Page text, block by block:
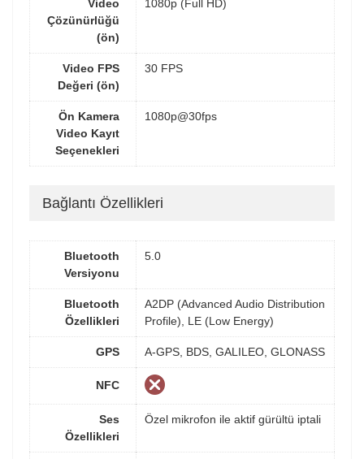
Video
Çözünürlüğü
(ön)
1080p (Full HD)
Video FPS
Değeri (ön)
30 FPS
Ön Kamera
Video Kayıt
Seçenekleri
1080p@30fps
Bağlantı Özellikleri
Bluetooth
Versiyonu
5.0
Bluetooth
Özellikleri
A2DP (Advanced Audio Distribution
Profile), LE (Low Energy)
GPS A-GPS, BDS, GALILEO, GLONASS
NFC
Ses
Özellikleri
Özel mikrofon ile aktif gürültü iptali